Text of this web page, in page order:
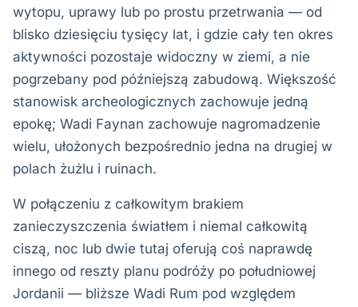
wytopu, uprawy lub po prostu przetrwania — od
blisko dziesięciu tysięcy lat, i gdzie cały ten okres
aktywności pozostaje widoczny w ziemi, a nie
pogrzebany pod późniejszą zabudową. Większość
stanowisk archeologicznych zachowuje jedną
epokę; Wadi Faynan zachowuje nagromadzenie
wielu, ułożonych bezpośrednio jedna na drugiej w
polach żużlu i ruinach.
W połączeniu z całkowitym brakiem
zanieczyszczenia światłem i niemal całkowitą
ciszą, noc lub dwie tutaj oferują coś naprawdę
innego od reszty planu podróży po południowej
Jordanii — bliższe Wadi Rum pod względem